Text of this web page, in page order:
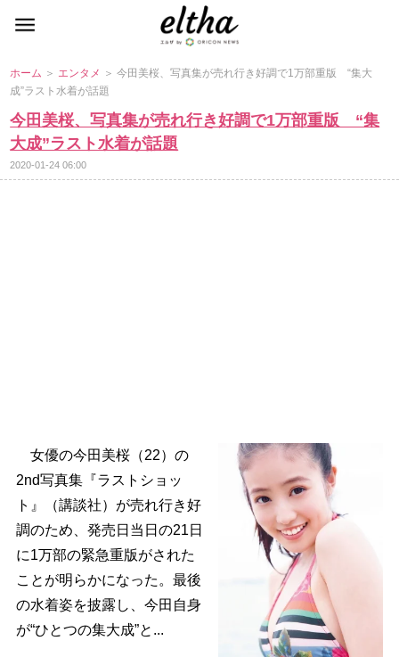
ホーム ＞ エンタメ ＞ 今田美桜、写真集が売れ行き好調で1万部重版 “集大
成”ラスト水着が話題
今田美桜、写真集が売れ行き好調で1万部重版 “集
大成”ラスト水着が話題
2020-01-24 06:00
女優の今田美桜（22）の
2nd写真集『ラストショッ
ト』（講談社）が売れ行き好
調のため、発売日当日の21日
に1万部の緊急重版がされた
ことが明らかになった。最後
の水着姿を披露し、今田自身
が“ひとつの集大成”と...